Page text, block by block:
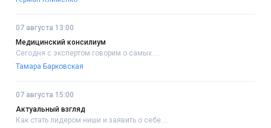
07 августа 13:00
Медицинский консилиум
Сегодня с экспертом говорим о самых....
Тамара Барковская
07 августа 15:00
Актуальный взгляд
Как стать лидером ниши и заявить о себе....